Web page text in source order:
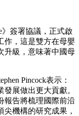
簽署協議，正式啟
作，這是雙方在母嬰
升級，意味著中國母
Pincock表示：
發展做出更大貢獻。
報告將梳理國際前沿
機構的研究成果，